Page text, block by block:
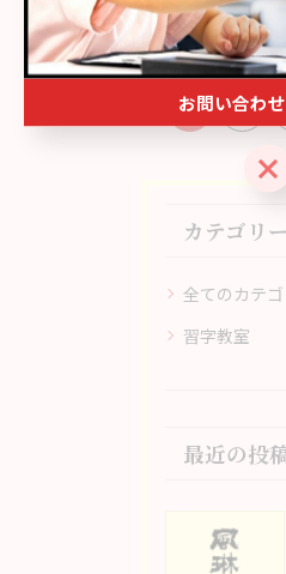
1 2
カテゴリー
全てのカテ
習字教室
最近の投
お問い合わ
お問い合わ